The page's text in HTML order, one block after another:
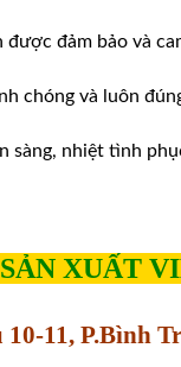
được đảm bảo và
chóng và luôn
sàng, nhiệt tình
XUẤT
10-11, P.Bình